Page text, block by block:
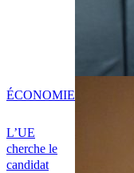
L’UE
cherche le
candidat
ÉCONOMIE